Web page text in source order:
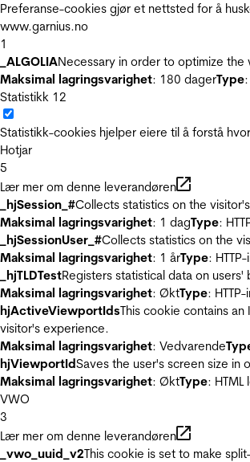
Preferanse-cookies gjør et nettsted for å
www.garnius.no
1
_ALGOLIANecessary in order to optimize
Maksimal lagringsvarighet: 180 dagerType
Statistikk 12
Statistikk-cookies hjelper eiere til å forstå
Hotjar
5
Lær mer om denne leverandøren
_hjSession_#Collects statistics on the
Maksimal lagringsvarighet: 1 dagType:
_hjSessionUser_#Collects statistics on the
Maksimal lagringsvarighet: 1 årType:
_hjTLDTestRegisters statistical data on
Maksimal lagringsvarighet: ØktType:
hjActiveViewportIdsThis cookie contains
visitor's experience.
Maksimal lagringsvarighet: Vedvarende
hjViewportIdSaves the user's screen size in
Maksimal lagringsvarighet: ØktType: HTML
VWO
3
Lær mer om denne leverandøren
_vwo_uuid_v2This cookie is set to make